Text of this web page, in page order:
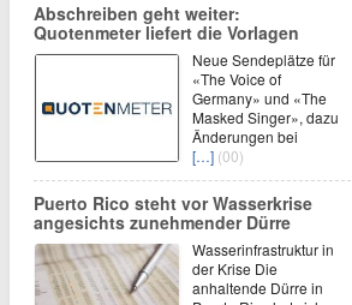
Abschreiben geht weiter:
Quotenmeter liefert die Vorlagen
Neue Sendeplätze für
«The Voice of
Germany» und «The
Masked Singer», dazu
Änderungen bei
[…] (00)
Puerto Rico steht vor Wasserkrise
angesichts zunehmender Dürre
Wasserinfrastruktur in
der Krise Die
anhaltende Dürre in